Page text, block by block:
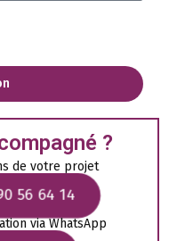
?
de votre projet
56 64 14
via WhatsApp